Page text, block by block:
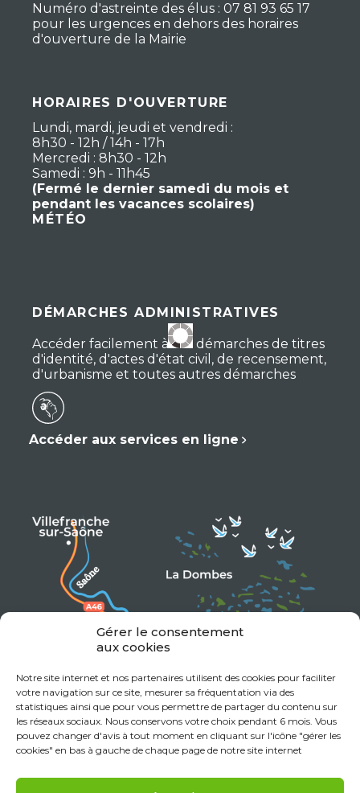
Gérer le consentement
aux cookies
Notre site internet et nos partenaires utilisent des cookies pour faciliter
votre navigation sur ce site, mesurer sa fréquentation via des
statistiques ainsi que pour vous permettre de partager du contenu sur
les réseaux sociaux. Nous conservons votre choix pendant 6 mois. Vous
pouvez changer d'avis à tout moment en cliquant sur l'icône "gérer les
cookies" en bas à gauche de chaque page de notre site internet
Numéro d'astreinte des élus : 07 81 93 65 17
pour les urgences en dehors des horaires
d'ouverture de la Mairie
HORAIRES D'OUVERTURE
Lundi, mardi, jeudi et vendredi :
8h30 - 12h / 14h - 17h
Mercredi : 8h30 - 12h
Samedi : 9h - 11h45
(Fermé le dernier samedi du mois et
pendant les vacances scolaires)
MÉTÉO
DÉMARCHES ADMINISTRATIVES
Accéder facilement à vos démarches de titres
d'identité, d'actes d'état civil, de recensement,
d'urbanisme et toutes autres démarches
Accéder aux services en ligne